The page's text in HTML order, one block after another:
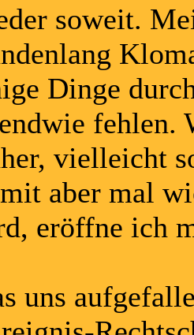
soweit.
Dinge
fehlen.
vielleicht
aber mal
eröffne ich
uns